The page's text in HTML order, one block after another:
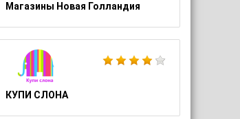
Магазины Новая Голландия
КУПИ СЛОНА